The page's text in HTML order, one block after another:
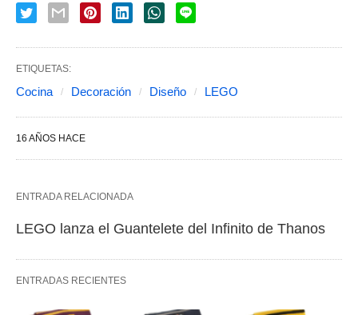
ETIQUETAS:
Cocina Decoración Diseño LEGO
16 AÑOS HACE
ENTRADA RELACIONADA
LEGO lanza el Guantelete del Infinito de Thanos
ENTRADAS RECIENTES